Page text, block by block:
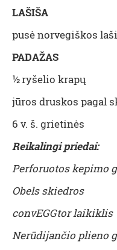
LAŠIŠA
pusė norvegiškos
PADAŽAS
½ ryšelio krapų
jūros druskos pagal
6 v. š. grietinės
Reikalingi priedai:
Perforuotos kepimo
Obels skiedros
convEGGtor laikiklis
Nerūdijančio plieno